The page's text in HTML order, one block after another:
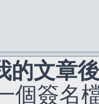
的文章
個簽名